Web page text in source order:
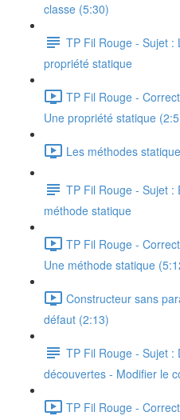
classe (5:30)
TP Fil Rouge - Sujet
propriété statique
TP Fil Rouge -
Une propriété statique
Les méthodes
TP Fil Rouge - Sujet :
méthode statique
TP Fil Rouge -
Une méthode statique
Constructeur sans
défaut (2:13)
TP Fil Rouge - Sujet :
découvertes - Modifier le
TP Fil Rouge -